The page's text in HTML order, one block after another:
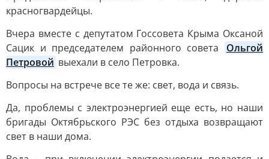
красногвардейцы.
Вчера вместе с депутатом Госсовета Крыма Оксаной
Сацик и председателем районного совета
Ольгой
Петровой выехали в село Петровка.
Вопросы на встрече все те же: свет, вода и связь.
Да, проблемы с электроэнергией еще есть, но наши
бригады Октябрьского РЭС без отдыха возвращают
свет в наши дома.